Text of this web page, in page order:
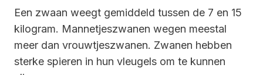
Een zwaan weegt gemiddeld tussen de 7 en 15
kilogram. Mannetjeszwanen wegen meestal
meer dan vrouwtjeszwanen. Zwanen hebben
sterke spieren in hun vleugels om te kunnen